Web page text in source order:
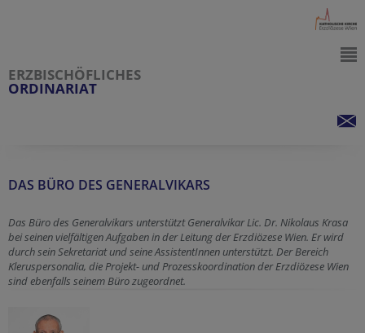
ERZBISCHÖFLICHES
ORDINARIAT
DAS BÜRO DES GENERALVIKARS
Das Büro des Generalvikars unterstützt Generalvikar Lic. Dr. Nikolaus Krasa
bei seinen vielfältigen Aufgaben in der Leitung der Erzdiözese Wien. Er wird
durch sein Sekretariat und seine AssistentInnen unterstützt. Der Bereich
Kleruspersonalia, die Projekt- und Prozesskoordination der Erzdiözese Wien
sind ebenfalls seinem Büro zugeordnet.